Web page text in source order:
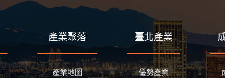
產業聚落
產業地圖
臺北產業
優勢產業